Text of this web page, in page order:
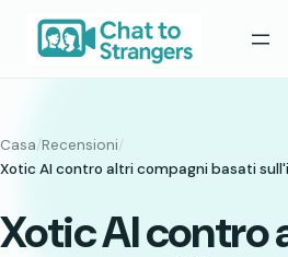
contenuto
Casa/Recensioni/
Xotic AI contro altri compagni basati
Xotic AI contro